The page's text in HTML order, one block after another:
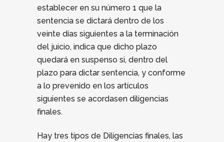
establecer en su número 1 que la
sentencia se dictará dentro de los
veinte días siguientes a la terminación
del juicio, indica que dicho plazo
quedará en suspenso si, dentro del
plazo para dictar sentencia, y conforme
a lo prevenido en los artículos
siguientes se acordasen diligencias
finales.
Hay tres tipos de Diligencias finales, las